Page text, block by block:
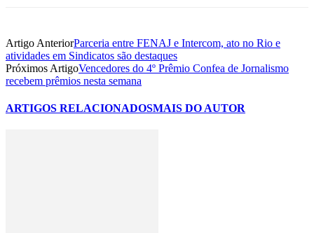
Artigo AnteriorParceria entre FENAJ e Intercom, ato no Rio e
atividades em Sindicatos são destaques
Próximos ArtigoVencedores do 4º Prêmio Confea de Jornalismo
recebem prêmios nesta semana
ARTIGOS RELACIONADOSMAIS DO AUTOR